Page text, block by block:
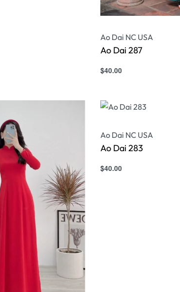
Ao Dai NC USA
Ao Dai 287
$40.00
Ao Dai NC USA
Ao Dai 283
$40.00